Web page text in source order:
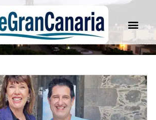
Entrevistas